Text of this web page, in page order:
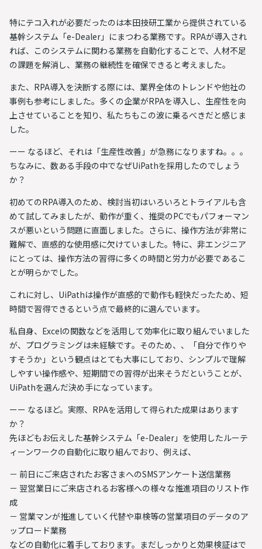
特にテコ入れが必要だったのは本田技研工業から提供されている
基幹システム「e-Dealer」にまつわる業務です。RPAが導入され
れば、このシステムに関わる業務を自動化することで、人材不足
の課題を解消し、業務の継続性を確保できると考えました。
また、RPA導入を決断する際には、業界全体のトレンドや他社の
事例も参考にしました。多くの企業がRPAを導入し、生産性を向
上させていることを知り、私たちもこの波に乗るべきだと感じま
した。
ーー なるほど、それは「生産性改善」が急務になりますね。。。
ちなみに、数ある手段の中でなぜUiPathを採用したのでしょう
か？
初めてのRPA導入のため、検討当初はいろいろとトライアルも含
めて試してみましたが、動作が重く、推奨のPCでもパフォーマン
スが悪いという問題に直面しました。さらに、操作方法が非常に
難解で、直感的な使用感に欠けていました。特に、非エンジニア
にとっては、操作方法の習得に多くの時間と労力が必要であるこ
とが明らかでした。
これに対し、UiPathは操作が直感的で動作も軽快だったため、短
時間で習得できるという点で最終的に選んでいます。
私自身、Excelの関数などを活用して効率化に取り組んでいました
が、プログラミングは未経験です。そのため、、「自分で作りや
すそうか」という観点はとても大事にしており、シンプルで理解
しやすい操作感や、短期間での習得が出来そうだということが、
UiPathを選んだ決め手になっています。
ーー なるほど。実際、RPAを活用して得られた成果はあります
か？
先ほどもお伝えした基幹システム「e-Dealer」を使用したルーテ
ィーンワークの自動化に取り組んでおり、例えば、
前日にご来店されたお客さまへのSMSアンケート送信業務
翌営業日にご来店されるお客様への様々な推進項目のリスト作
成
営業マンが推進していく代替や車検等の営業項目のデータのア
ップロード業務
などの自動化に着手しております。まだしっかりと効果検証はで